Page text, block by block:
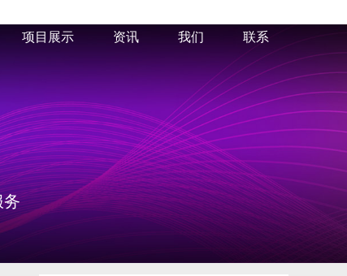
项目展示 资讯 我们 联系
务